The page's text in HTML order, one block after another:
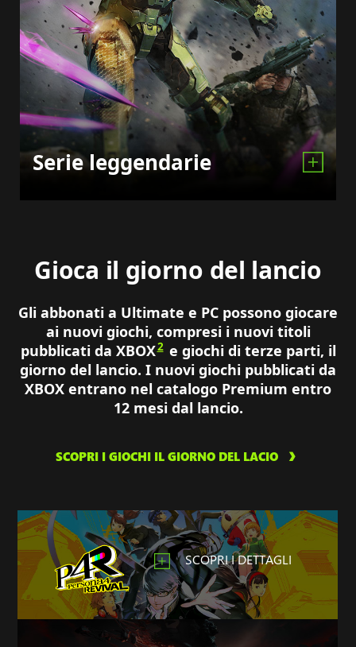
Serie leggendarie
Gioca il giorno del lancio
Gli abbonati a Ultimate e PC possono giocare
ai nuovi giochi, compresi i nuovi titoli
pubblicati da XBOX2 e giochi di terze parti, il
giorno del lancio. I nuovi giochi pubblicati da
XBOX entrano nel catalogo Premium entro
12 mesi dal lancio.
SCOPRI I GIOCHI IL GIORNO DEL LACIO
SCOPRI I DETTAGLI